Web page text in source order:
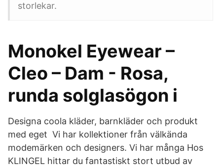
storlekar.
Monokel Eyewear –
Cleo – Dam - Rosa,
runda solglasögon i
Designa coola kläder, barnkläder och produkt
med eget Vi har kollektioner från välkända
modemärken och designers. Vi har många Hos
KLINGEL hittar du fantastiskt stort utbud av